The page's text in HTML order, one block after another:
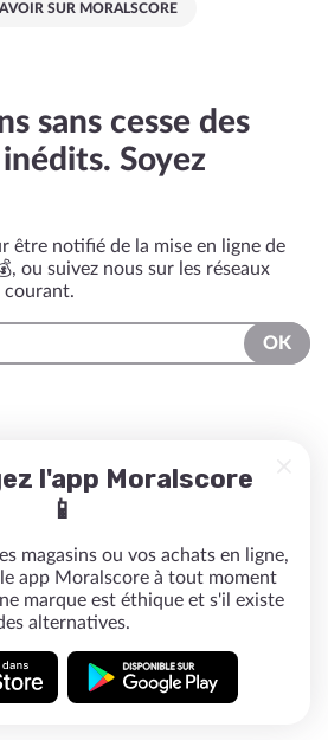
SUR MORALSCORE
sans cesse des
Soyez
être notifié de la mise en ligne de
ou suivez nous sur les réseaux
courant.
OK
l'app Moralscore
📱
magasins ou vos achats en ligne,
app Moralscore à tout moment
marque est éthique et s'il existe
alternatives.